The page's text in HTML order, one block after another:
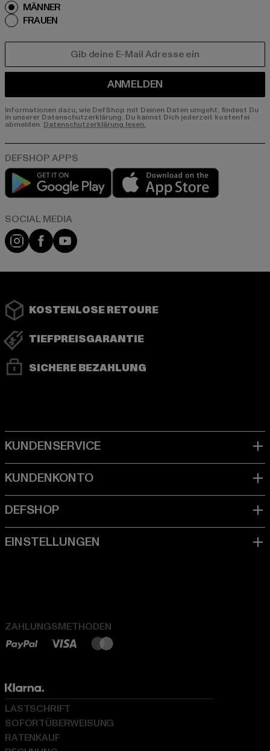
MÄNNER
FRAUEN
ANMELDEN
Informationen dazu, wie DefShop mit Deinen Daten umgeht, findest Du
in unserer Datenschutzerklärung. Du kannst Dich jederzeit kostenfei
abmelden. Datenschutzerklärung lesen.
Play market
Instagram
FacebookYouTube
KOSTENLOSE RETOURE
TIEFPREISGARANTIE
SICHERE BEZAHLUNG
ZAHLUNGSMETHODEN
LASTSCHRIFT
SOFORTÜBERWEISUNG
RATENKAUF